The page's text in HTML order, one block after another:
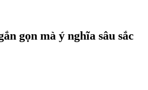
gọn mà ý nghĩa sâu sắc